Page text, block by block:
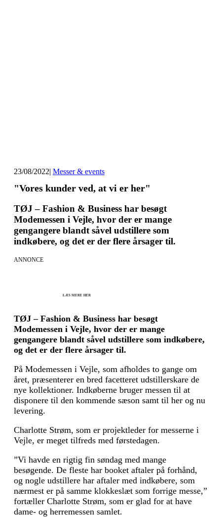
23/08/2022| Messer & events
"Vores kunder ved, at vi er her"
TØJ – Fashion & Business har besøgt
Modemessen i Vejle, hvor der er mange
gengangere blandt såvel udstillere som
indkøbere, og det er der flere årsager til.
ANNONCE
LÆS MERE HER
TØJ – Fashion & Business har besøgt
Modemessen i Vejle, hvor der er mange
gengangere blandt såvel udstillere som indkøbere,
og det er der flere årsager til.
På Modemessen i Vejle, som afholdes to gange om
året, præsenterer en bred facetteret udstillerskare de
nye kollektioner. Indkøberne bruger messen til at
disponere til den kommende sæson samt til her og nu
levering.
​​Charlotte Strøm, som er projektleder for messerne i
Vejle, er meget tilfreds med førstedagen.
”Vi havde en rigtig fin søndag med mange
besøgende. De fleste har booket aftaler på forhånd,
og nogle udstillere har aftaler med indkøbere, som
nærmest er på samme klokkeslæt som forrige messe,”
fortæller Charlotte Strøm, som er glad for at have
dame- og herremessen samlet.